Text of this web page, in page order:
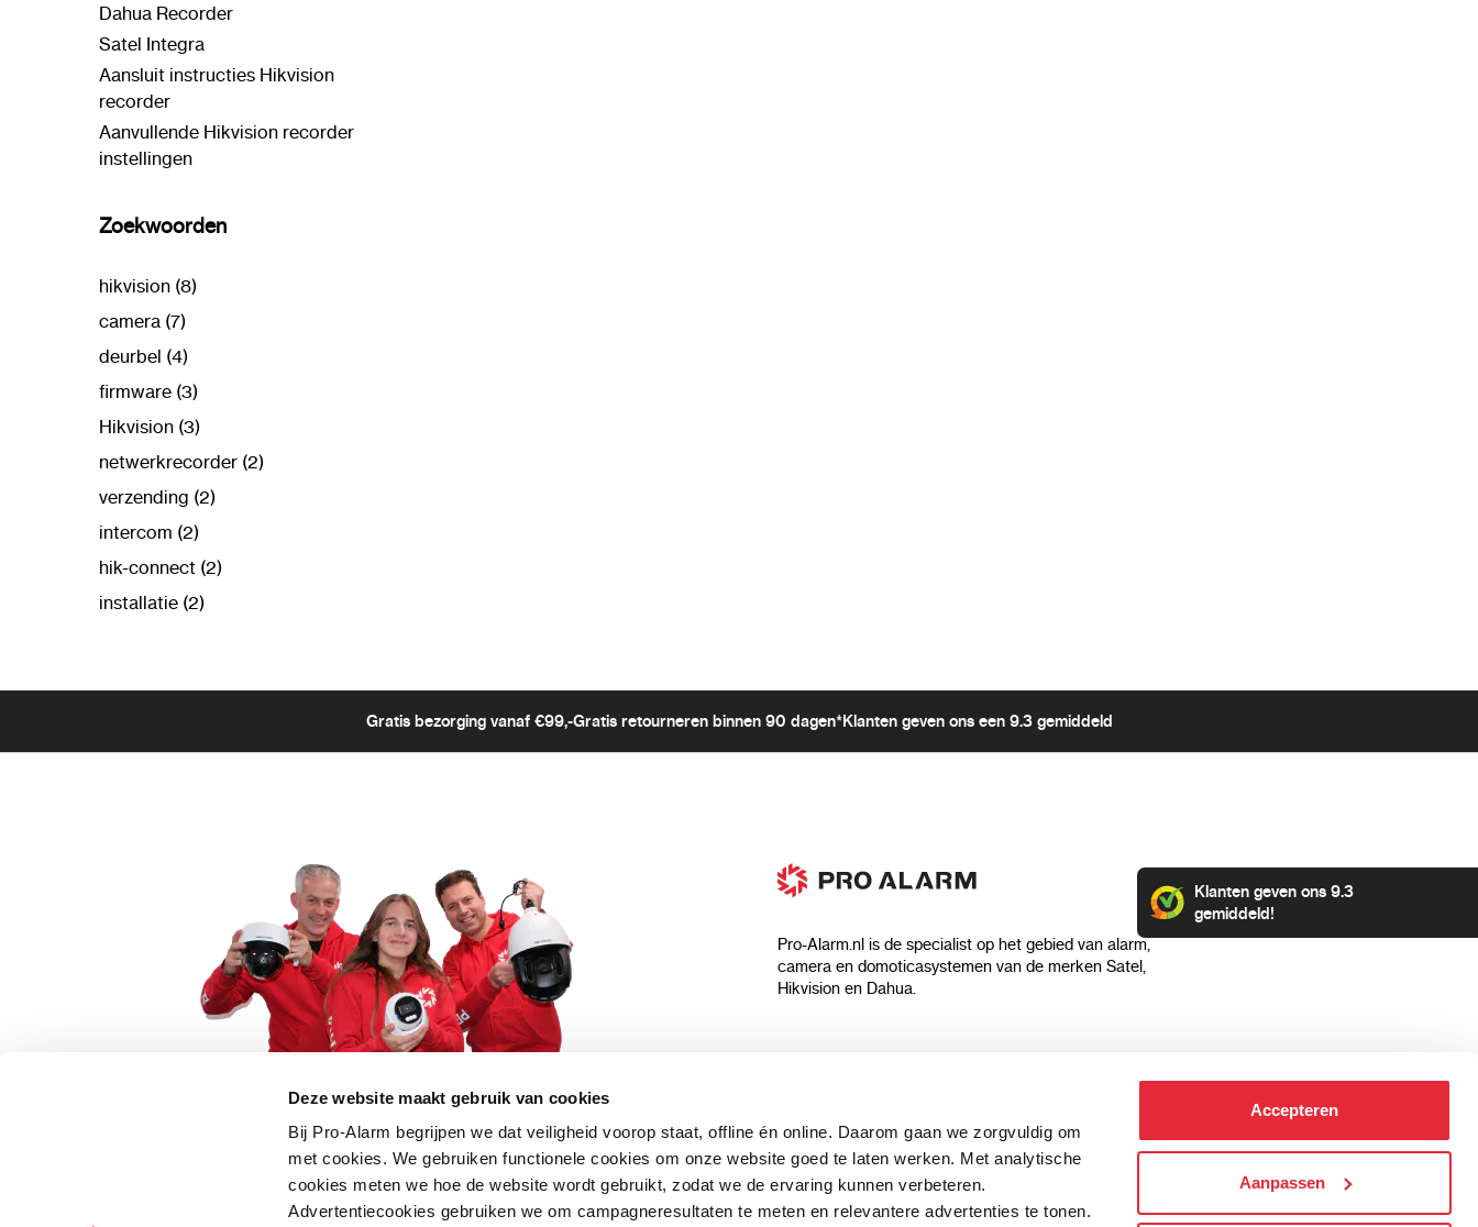
Deze website maakt gebruik van cookies
Bij Pro-Alarm begrijpen we dat veiligheid voorop staat, offline én online. Daarom gaan we zorgvuldig om
met cookies. We gebruiken functionele cookies om onze website goed te laten werken. Met analytische
cookies meten we hoe de website wordt gebruikt, zodat we de ervaring kunnen verbeteren.
Advertentiecookies gebruiken we om campagneresultaten te meten en relevantere advertenties te tonen.
Accepteren
Aanpassen
Dahua Recorder
Satel Integra
Aansluit instructies Hikvision
recorder
Aanvullende Hikvision recorder
instellingen
Zoekwoorden
hikvision (8)
camera (7)
deurbel (4)
firmware (3)
Hikvision (3)
netwerkrecorder (2)
verzending (2)
intercom (2)
hik-connect (2)
installatie (2)
Gratis bezorging vanaf €99,-Gratis retourneren binnen 90 dagen*Klanten geven ons een 9.3 gemiddeld
5 euro korting op je aankoop?
Schrijf je direct in voor onze nieuwsbrief en
Pro-Alarm.nl is de specialist op het gebied van alarm,
camera en domoticasystemen van de merken Satel,
Hikvision en Dahua.
Klanten geven ons 9.3
gemiddeld!
Algemene voorwaarden
Privacyverklaring
Blog
Verzending & bezorging
Aansluit instructies
Categorieën
Alarmsystemen
Beveiligingscamera's
IP camera's
Hikvision camera's